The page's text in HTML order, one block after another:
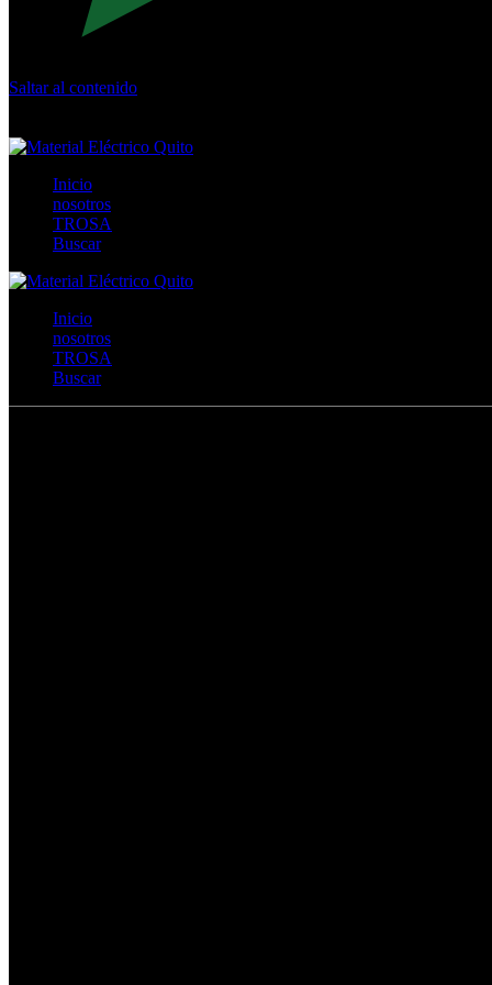
Saltar al contenido
Inicio
nosotros
TROSA
Buscar
Inicio
nosotros
TROSA
Buscar